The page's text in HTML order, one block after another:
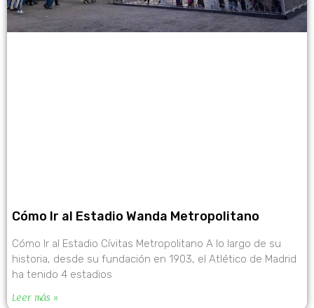
Cómo Ir al Estadio Wanda Metropolitano
Cómo Ir al Estadio Cívitas Metropolitano A lo largo de su
historia, desde su fundación en 1903, el Atlético de Madrid
ha tenido 4 estadios
Leer más »